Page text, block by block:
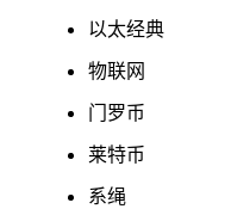
以太经典
物联网
门罗币
莱特币
系绳